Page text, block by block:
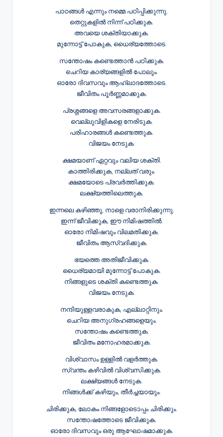
പാഠങ്ങൾ എന്നും നമ്മെ പഠിപ്പിക്കുന്നു.
തെറ്റുകളിൽ നിന്ന് പഠിക്കുക.
അവയെ ശക്തിയാക്കുക.
മുന്നോട്ട് പോകുക, ധൈര്യത്തോടെ.
സന്തോഷം കണ്ടെത്താൻ പഠിക്കുക.
ചെറിയ കാര്യങ്ങളിൽ പോലും.
ഓരോ ദിവസവും ആഹ്ലാദത്തോടെ.
ജീവിതം പൂർണ്ണമാക്കുക.
പ്രശ്നങ്ങളെ അവസരങ്ങളാക്കുക.
വെല്ലുവിളികളെ നേരിടുക.
പരിഹാരങ്ങൾ കണ്ടെത്തുക.
വിജയം നേടുക.
ക്ഷമയാണ് ഏറ്റവും വലിയ ശക്തി.
കാത്തിരിക്കുക, നല്ലത് വരും.
ക്ഷമയോടെ പ്രവർത്തിക്കുക.
ലക്ഷ്യത്തിലെത്തുക.
ഇന്നലെ കഴിഞ്ഞു, നാളെ വരാനിരിക്കുന്നു.
ഇന്ന് ജീവിക്കുക, ഈ നിമിഷത്തിൽ.
ഓരോ നിമിഷവും വിലമതിക്കുക.
ജീവിതം ആസ്വദിക്കുക.
ഭയത്തെ അതിജീവിക്കുക.
ധൈര്യമായി മുന്നോട്ട് പോകുക.
നിങ്ങളുടെ ശക്തി കണ്ടെത്തുക.
വിജയം നേടുക.
നന്ദിയുള്ളവരാകുക, എല്ലാറ്റിനും.
ചെറിയ അനുഗ്രഹങ്ങളെയും.
സന്തോഷം കണ്ടെത്തുക.
ജീവിതം മനോഹരമാക്കുക.
വിശ്വാസം ഉള്ളിൽ വളർത്തുക.
സ്വന്തം കഴിവിൽ വിശ്വസിക്കുക.
ലക്ഷ്യങ്ങൾ നേടുക.
നിങ്ങൾക്ക് കഴിയും, തീർച്ചയായും.
ചിരിക്കുക, ലോകം നിങ്ങളോടൊപ്പം ചിരിക്കും.
സന്തോഷത്തോടെ ജീവിക്കുക.
ഓരോ ദിവസവും ഒരു ആഘോഷമാക്കുക.